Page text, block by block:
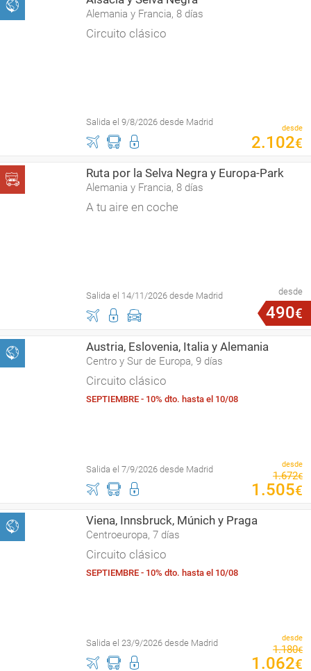
Alemania y Francia, 8 días
Circuito clásico
Salida el 9/8/2026 desde Madrid
desde
2.102€
Ruta por la Selva Negra y Europa-Park
Alemania y Francia, 8 días
A tu aire en coche
Salida el 14/11/2026 desde Madrid desde
490€
Austria, Eslovenia, Italia y Alemania
Centro y Sur de Europa, 9 días
Circuito clásico
SEPTIEMBRE - 10% dto. hasta el 10/08
Salida el 7/9/2026 desde Madrid desde
1.672€
1 .505€
Viena, Innsbruck, Múnich y Praga
Centroeuropa, 7 días
Circuito clásico
SEPTIEMBRE - 10% dto. hasta el 10/08
Salida el 23/9/2026 desde Madrid desde
1.180€
1 .062€